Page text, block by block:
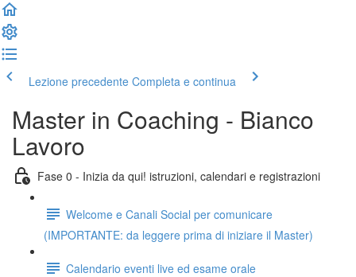
Lezione precedente Completa e continua
Master in Coaching - Bianco
Lavoro
Fase 0 - Inizia da qui! istruzioni, calendari e registrazioni
Welcome e Canali Social per comunicare
(IMPORTANTE: da leggere prima di iniziare il Master)
Calendario eventi live ed esame orale